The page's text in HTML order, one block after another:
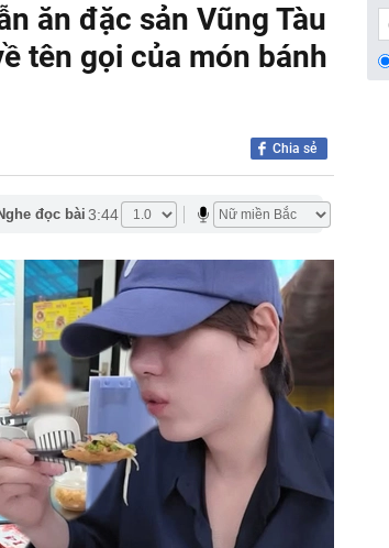
Hà Nội công bố điểm chuẩn 68
không phải là một vài
ý
cả ô tô hybrid
"ngậm" vi nhựa cao
mặt nhau suốt 14 năm vì lý do gì?
hiếm khi mặc cả?
2 năm vì ăn 1 món "vạn người
1986 ở đâu, khẩn trương trình báo
thúc đẩy Golden Dome
ăn đặc sản Vũng Tàu
tên gọi của món bánh
Chia sẻ
đọc bài 3:44